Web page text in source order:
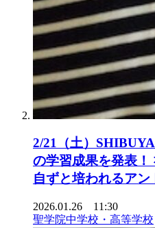
2/21（土）
の学習成果を発表！
自ずと培われるア
2026.01.26 11:30
聖学院中学校・高等学校